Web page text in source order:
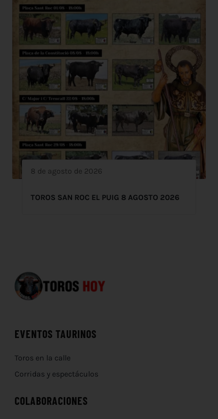
8 de agosto de 2026
TOROS SAN ROC EL PUIG 8 AGOSTO 2026
EVENTOS TAURINOS
Toros en la calle
Corridas y espectáculos
COLABORACIONES